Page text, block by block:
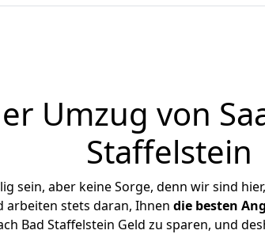
Umzug von
Staffelstein
sein, aber keine Sorge, denn wir sind
arbeiten stets daran, Ihnen die besten
Bad Staffelstein Geld zu sparen, und